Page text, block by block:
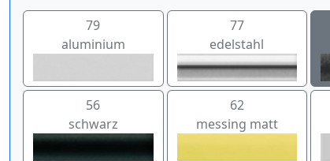
79
aluminium
77
edelstahl
56
schwarz
62
messing matt